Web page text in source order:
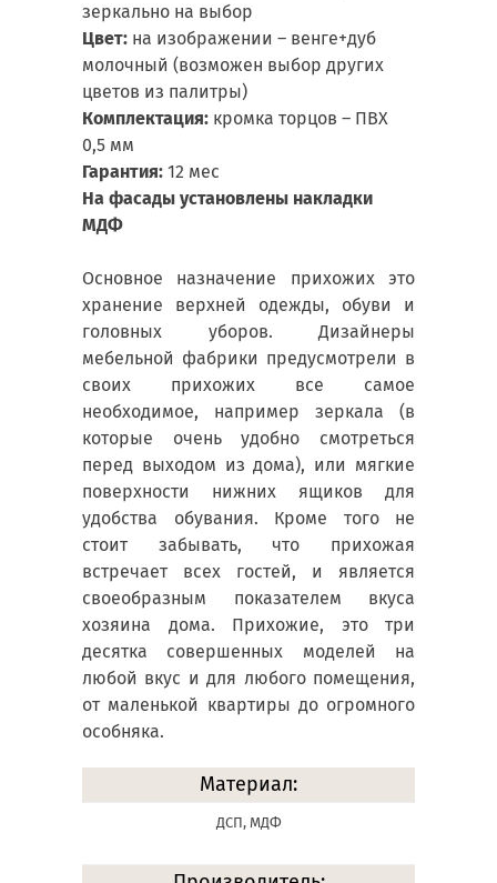
зеркально на выбор
Цвет: на изображении – венге+дуб
молочный (возможен выбор других
цветов из палитры)
Комплектация: кромка торцов – ПВХ
0,5 мм
Гарантия: 12 мес
На фасады установлены накладки
МДФ
Основное назначение прихожих это
хранение верхней одежды, обуви и
головных уборов. Дизайнеры
мебельной фабрики предусмотрели в
своих прихожих все самое
необходимое, например зеркала (в
которые очень удобно смотреться
перед выходом из дома), или мягкие
поверхности нижних ящиков для
удобства обувания. Кроме того не
стоит забывать, что прихожая
встречает всех гостей, и является
своеобразным показателем вкуса
хозяина дома. Прихожие, это три
десятка совершенных моделей на
любой вкус и для любого помещения,
от маленькой квартиры до огромного
особняка.
Материал:
ДСП, МДФ